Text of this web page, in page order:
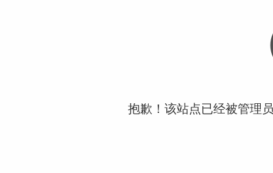
抱歉！该站点已经被管理